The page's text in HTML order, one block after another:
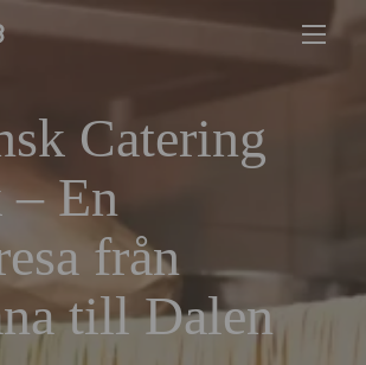
Catering
En
från
till Dalen